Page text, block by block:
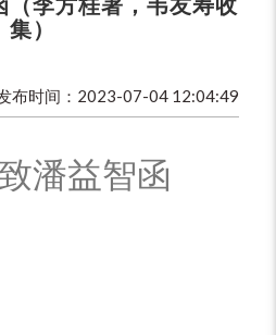
集）
布时间：2023-07-04 12:04:49
潘益智函